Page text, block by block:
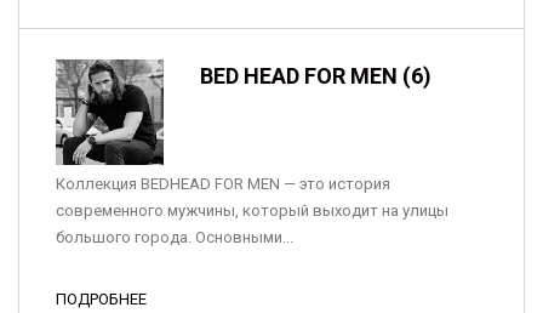
BED HEAD FOR MEN (6)
Коллекция BEDHEAD FOR MEN — это история
современного мужчины, который выходит на улицы
большого города. Основными...
ПОДРОБНЕЕ